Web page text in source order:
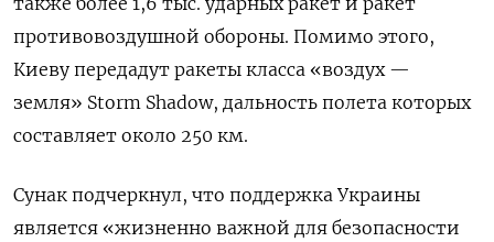
противовоздушной обороны. Помимо этого,
Киеву передадут ракеты класса «воздух —
земля» Storm Shadow, дальность полета которых
составляет около 250 км.
Сунак подчеркнул, что поддержка Украины
является «жизненно важной для безопасности